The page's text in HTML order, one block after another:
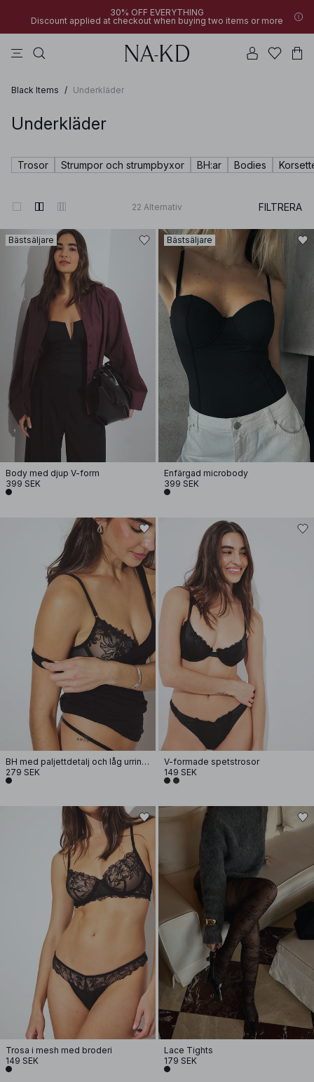
30% OFF EVERYTHING
Discount applied at checkout when buying two items or more
Black Items / Underkläder
Underkläder
Trosor Strumpor och strumpbyxor BH:ar Bodies
22 Alternativ FILTRERA
Bästsäljare
Body med djup V-form
399 SEK
Bästsäljare
Enfärgad microbody
399 SEK
BH med paljettdetalj och låg urringning
279 SEK
V-formade spetstrosor
149 SEK
Trosa i mesh med broderi
149 SEK
Lace Tights
179 SEK